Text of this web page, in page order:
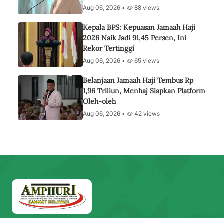
Aug 06, 2026 • 88 views
Kepala BPS: Kepuasan Jamaah Haji
2026 Naik Jadi 91,45 Persen, Ini
Rekor Tertinggi
Aug 06, 2026 • 65 views
Belanjaan Jamaah Haji Tembus Rp
1,96 Triliun, Menhaj Siapkan Platform
Oleh-oleh
Aug 06, 2026 • 42 views